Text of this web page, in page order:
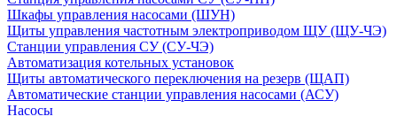
Шкафы управления насосами (ШУН)
Щиты управления частотным электроприводом ЩУ (ЩУ-ЧЭ)
Станции управления СУ (СУ-ЧЭ)
Автоматизация котельных установок
Щиты автоматического переключения на резерв (ЩАП)
Автоматические станции управления насосами (АСУ)
Насосы